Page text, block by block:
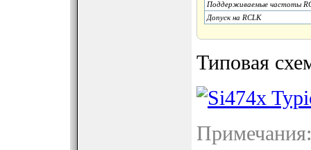
Поддерживаемые частоты
Допуск на RCLK
Типовая
Примечания: